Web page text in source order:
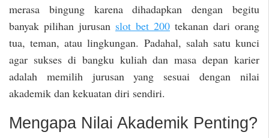
merasa bingung karena dihadapkan dengan begitu
banyak pilihan jurusan slot bet 200 tekanan dari orang
tua, teman, atau lingkungan. Padahal, salah satu kunci
agar sukses di bangku kuliah dan masa depan karier
adalah memilih jurusan yang sesuai dengan nilai
akademik dan kekuatan diri sendiri.
Mengapa Nilai Akademik Penting?